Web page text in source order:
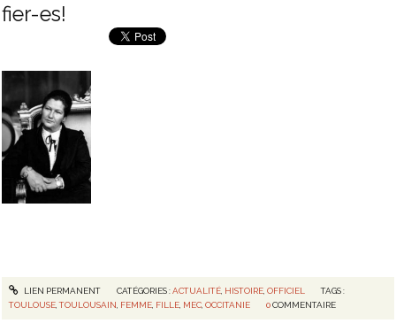
fier-es!
LIEN PERMANENT CATÉGORIES :ACTUALITÉ, HISTOIRE, OFFICIEL
TAGS :
TOULOUSE ,TOULOUSAIN FEMME FILLE MEC ,OCCITANIE 0 COMMENTAIRE